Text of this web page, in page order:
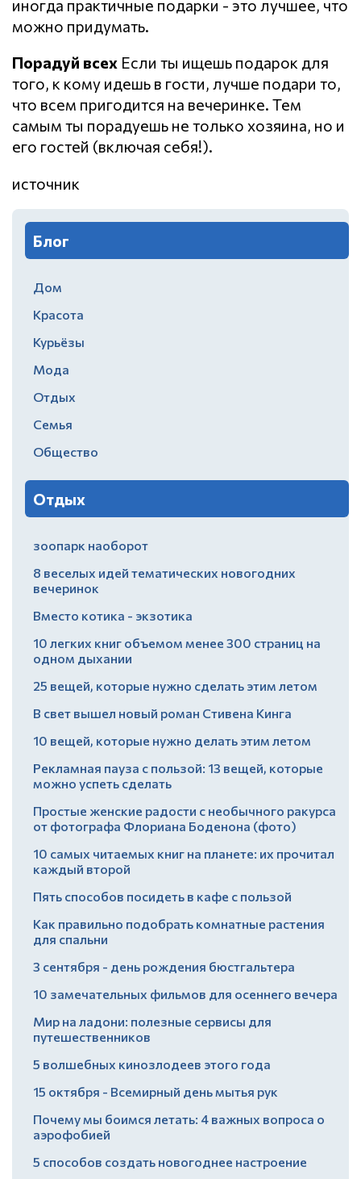
иногда практичные подарки - это лучшее, что
можно придумать.
Порадуй всех Если ты ищешь подарок для
того, к кому идешь в гости, лучше подари то,
что всем пригодится на вечеринке. Тем
самым ты порадуешь не только хозяина, но и
его гостей (включая себя!).
источник
Блог
Дом
Красота
Курьёзы
Мода
Отдых
Семья
Общество
Отдых
зоопарк наоборот
8 веселых идей тематических новогодних
вечеринок
Вместо котика - экзотика
10 легких книг объемом менее 300 страниц на
одном дыхании
25 вещей, которые нужно сделать этим летом
В свет вышел новый роман Стивена Кинга
10 вещей, которые нужно делать этим летом
Рекламная пауза с пользой: 13 вещей, которые
можно успеть сделать
Простые женские радости с необычного ракурса
от фотографа Флориана Боденона (фото)
10 самых читаемых книг на планете: их прочитал
каждый второй
Пять способов посидеть в кафе с пользой
Как правильно подобрать комнатные растения
для спальни
3 сентября - день рождения бюстгальтера
10 замечательных фильмов для осеннего вечера
Мир на ладони: полезные сервисы для
путешественников
5 волшебных кинозлодеев этого года
15 октября - Всемирный день мытья рук
Почему мы боимся летать: 4 важных вопроса о
аэрофобией
5 способов создать новогоднее настроение